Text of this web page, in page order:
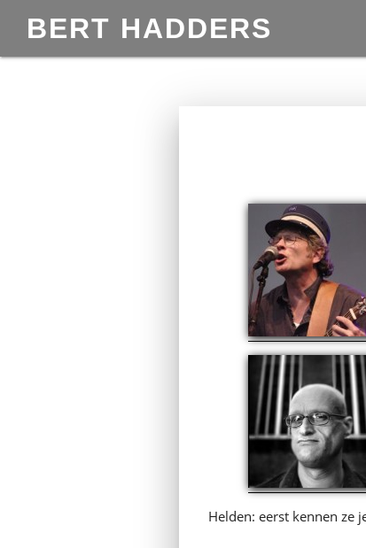
BERT HADDERS
Helden: eerst kennen ze